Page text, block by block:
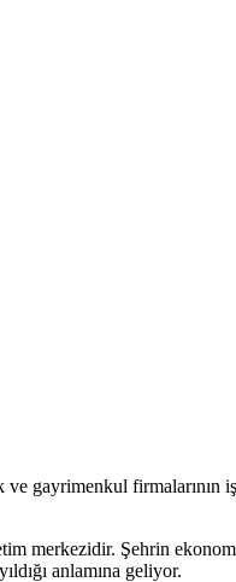
gayrimenkul firmalarının
merkezidir. Şehrin
anlamına geliyor.